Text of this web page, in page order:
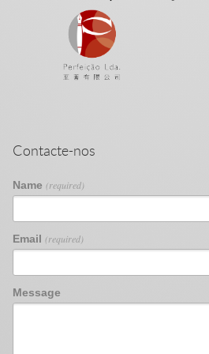
Contacte-nos
Name (required)
Email (required)
Message